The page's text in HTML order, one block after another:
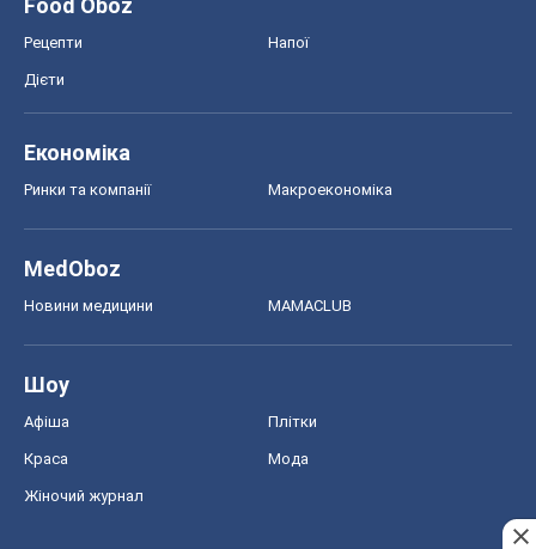
Food Oboz
Рецепти Напої
Дієти
Економіка
Ринки та компанії Макроекономіка
MedOboz
Новини медицини MAMACLUB
Шоу
Афіша Плітки
Краса Мода
Жіночий журнал